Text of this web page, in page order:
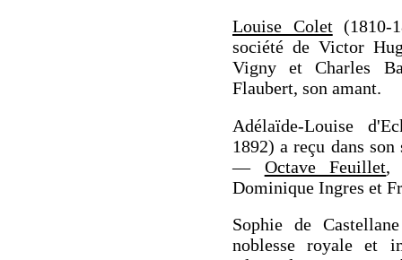
Louise Colet(1810-
société de Victor
Vigny et Charles
Flaubert, son amant.
Adélaïde-Louise
1892) a reçu dans
— Octave Feuillet
Dominique Ingres et
Sophie de
noblesse royale et